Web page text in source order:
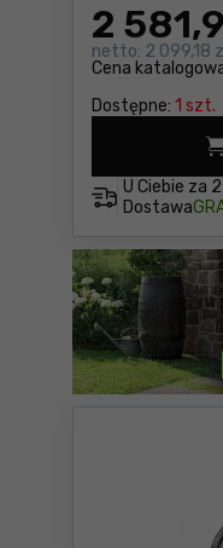
Cena
2 581
netto: 2 099,18
Dostępne: 1 szt.
U Ciebie za
Dostawa